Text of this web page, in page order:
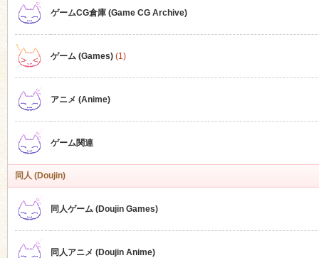
ゲームCG倉庫 (Game CG Archive)
ゲーム (Games)(1)
アニメ (Anime)
ゲーム関連
同人 (Doujin)
同人ゲーム (Doujin Games)
同人アニメ (Doujin Anime)